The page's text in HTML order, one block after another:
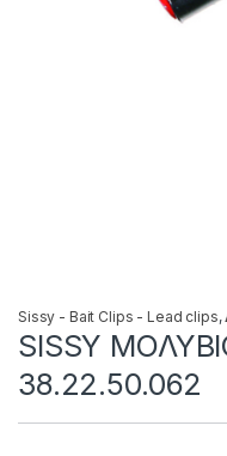
Sissy - Bait Clips - Lead clips,
SISSY
38.22.50.062